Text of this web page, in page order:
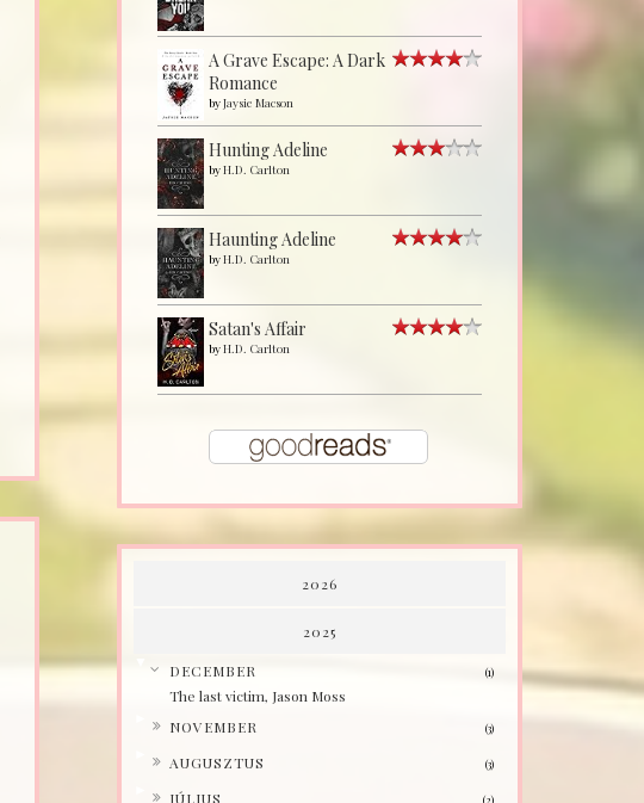
A Grave Escape: A Dark
Romance
byJaysie Macson
Hunting Adeline
byH.D. Carlton
Haunting Adeline
byH.D. Carlton
Satan's Affair
byH.D. Carlton
2026
2025
DECEMBER (1)
The last victim, Jason Moss
NOVEMBER (3)
AUGUSZTUS (3)
JÚLIUS (2)